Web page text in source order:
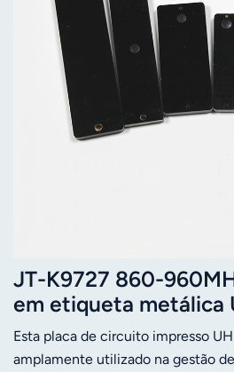
JT-K9727 860-
em etiqueta metálica
gestão de ativos,
Esta placa de circuito impresso
amplamente utilizado na gestão